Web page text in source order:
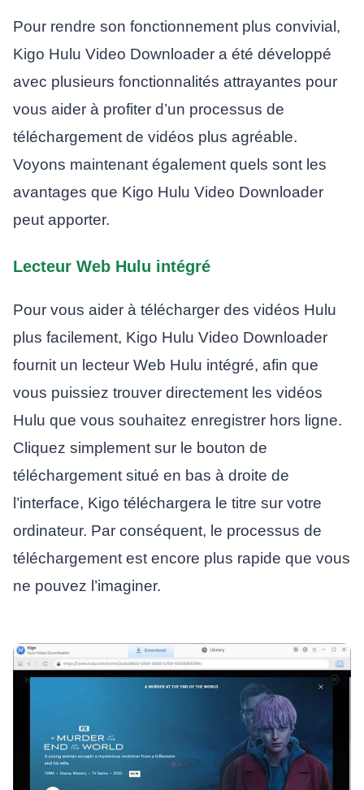
Pour rendre son fonctionnement plus convivial,
Kigo Hulu Video Downloader a été développé
avec plusieurs fonctionnalités attrayantes pour
vous aider à profiter d’un processus de
téléchargement de vidéos plus agréable.
Voyons maintenant également quels sont les
avantages que Kigo Hulu Video Downloader
peut apporter.
Lecteur Web Hulu intégré
Pour vous aider à télécharger des vidéos Hulu
plus facilement, Kigo Hulu Video Downloader
fournit un lecteur Web Hulu intégré, afin que
vous puissiez trouver directement les vidéos
Hulu que vous souhaitez enregistrer hors ligne.
Cliquez simplement sur le bouton de
téléchargement situé en bas à droite de
l’interface, Kigo téléchargera le titre sur votre
ordinateur. Par conséquent, le processus de
téléchargement est encore plus rapide que vous
ne pouvez l’imaginer.